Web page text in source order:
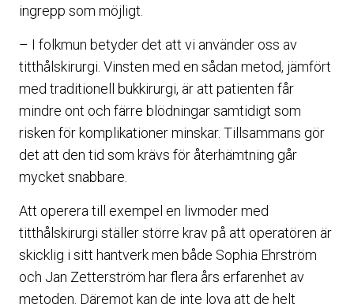
ingrepp som möjligt.
– I folkmun betyder det att vi använder oss av
titthålskirurgi. Vinsten med en sådan metod, jämfört
med traditionell bukkirurgi, är att patienten får
mindre ont och färre blödningar samtidigt som
risken för komplikationer minskar. Tillsammans gör
det att den tid som krävs för återhämtning går
mycket snabbare.
Att operera till exempel en livmoder med
titthålskirurgi ställer större krav på att operatören är
skicklig i sitt hantverk men både Sophia Ehrström
och Jan Zetterström har flera års erfarenhet av
metoden. Däremot kan de inte lova att de helt